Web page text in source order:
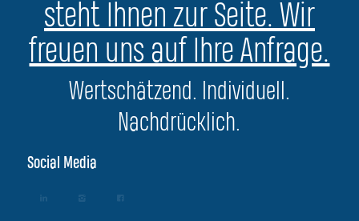
steht Ihnen zur Seite. Wir
freuen uns auf Ihre Anfrage.
Wertschätzend. Individuell.
Nachdrücklich.
Social Media